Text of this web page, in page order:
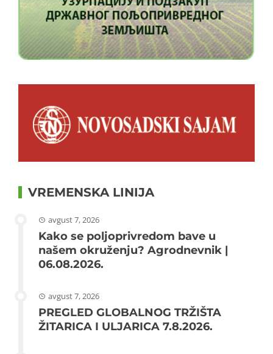
VREMENSKA LINIJA
avgust 7, 2026
Kako se poljoprivredom bave u
našem okruženju? Agrodnevnik |
06.08.2026.
avgust 7, 2026
PREGLED GLOBALNOG TRŽIŠTA
ŽITARICA I ULJARICA 7.8.2026.